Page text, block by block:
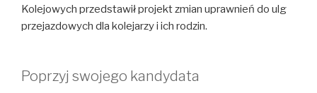
Kolejowych przedstawił projekt zmian uprawnień do ulg
przejazdowych dla kolejarzy i ich rodzin.
Poprzyj swojego kandydata